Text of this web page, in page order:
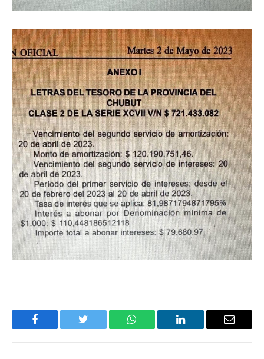
Facebook Twitter WhatsApp LinkedIn Email